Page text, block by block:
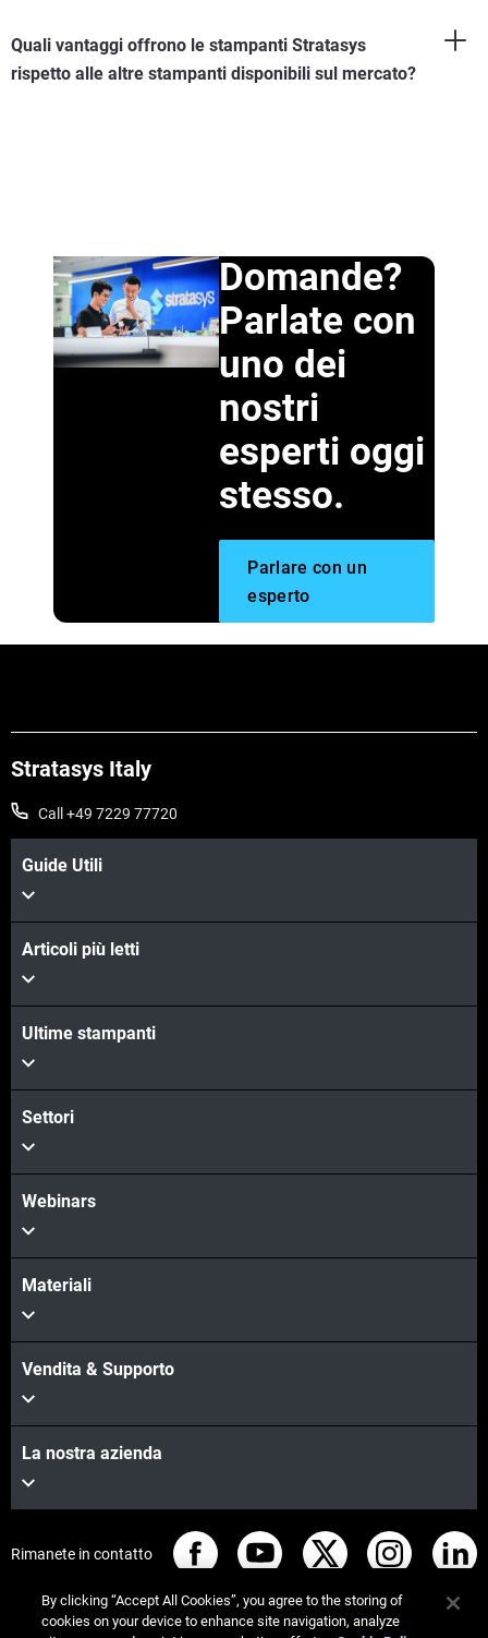
Quali vantaggi offrono le stampanti Stratasys
rispetto alle altre stampanti disponibili sul mercato?
Domande?
Parlate con
uno dei
nostri
esperti oggi
stesso.
Parlare con un
esperto
Stratasys Italy
Call +49 7229 77720
Guide Utili
Articoli più letti
Ultime stampanti
Settori
Webinars
Materiali
Vendita & Supporto
La nostra azienda
Rimanete in contatto
By clicking “Accept All Cookies”, you agree to the storing of
cookies on your device to enhance site navigation, analyze